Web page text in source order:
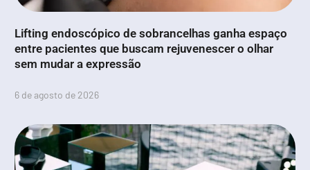
Lifting endoscópico de sobrancelhas ganha espaço
entre pacientes que buscam rejuvenescer o olhar
sem mudar a expressão
6 de agosto de 2026